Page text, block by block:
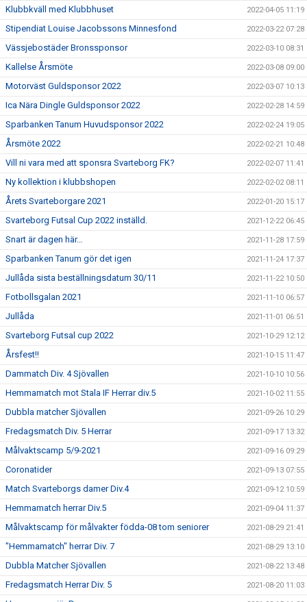
Klubbkväll med Klubbhuset 2022-04-05 11:19
Stipendiat Louise Jacobssons Minnesfond 2022-03-22 07:28
Vässjebostäder Bronssponsor 2022-03-10 08:31
Kallelse Årsmöte 2022-03-08 09:00
Motorväst Guldsponsor 2022 2022-03-07 10:13
Ica Nära Dingle Guldsponsor 2022 2022-02-28 14:59
Sparbanken Tanum Huvudsponsor 2022 2022-02-24 19:05
Årsmöte 2022 2022-02-21 10:48
Vill ni vara med att sponsra Svarteborg FK? 2022-02-07 11:41
Ny kollektion i klubbshopen 2022-02-02 08:11
Årets Svarteborgare 2021 2022-01-20 15:17
Svarteborg Futsal Cup 2022 inställd. 2021-12-22 06:45
Snart är dagen här… 2021-11-28 17:59
Sparbanken Tanum gör det igen 2021-11-24 17:37
Jullåda sista beställningsdatum 30/11 2021-11-22 10:50
Fotbollsgalan 2021 2021-11-10 06:57
Jullåda 2021-11-01 06:51
Svarteborg Futsal cup 2022 2021-10-29 12:12
Årsfest!! 2021-10-15 11:47
Dammatch Div. 4 Sjövallen 2021-10-10 10:56
Hemmamatch mot Stala IF Herrar div.5 2021-10-02 11:55
Dubbla matcher Sjövallen 2021-09-26 10:29
Fredagsmatch Div. 5 Herrar 2021-09-17 13:32
Målvaktscamp 5/9-2021 2021-09-16 09:29
Coronatider 2021-09-13 07:55
Match Svarteborgs damer Div.4 2021-09-12 10:59
Hemmamatch herrar Div.5 2021-09-04 11:37
Målvaktscamp för målvakter födda-08 tom seniorer 2021-08-29 21:41
"Hemmamatch" herrar Div. 7 2021-08-29 13:10
Dubbla Matcher Sjövallen 2021-08-22 13:48
Fredagsmatch Herrar Div. 5 2021-08-20 11:03